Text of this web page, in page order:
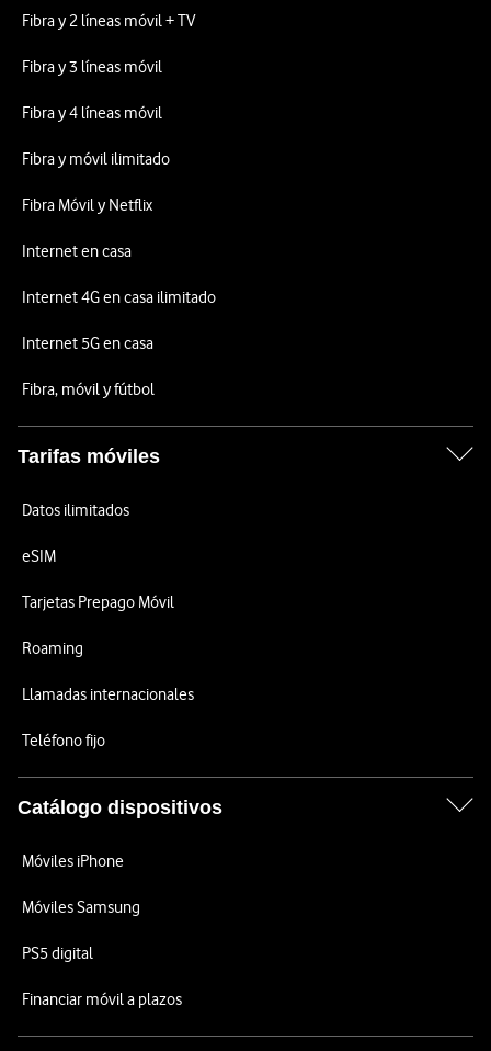
Fibra y 2 líneas móvil + TV
Fibra y 3 líneas móvil
Fibra y 4 líneas móvil
Fibra y móvil ilimitado
Fibra Móvil y Netflix
Internet en casa
Internet 4G en casa ilimitado
Internet 5G en casa
Fibra, móvil y fútbol
Tarifas móviles
Datos ilimitados
eSIM
Tarjetas Prepago Móvil
Roaming
Llamadas internacionales
Teléfono fijo
Catálogo dispositivos
Móviles iPhone
Móviles Samsung
PS5 digital
Financiar móvil a plazos